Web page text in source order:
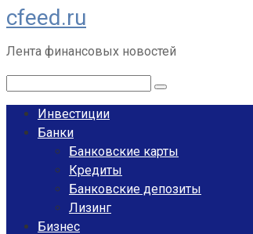
Перейти
к
контенту
cfeed.ru
Лента финансовых новостей
Инвестиции
Банки
Банковские карты
Кредиты
Банковские депозиты
Лизинг
Бизнес